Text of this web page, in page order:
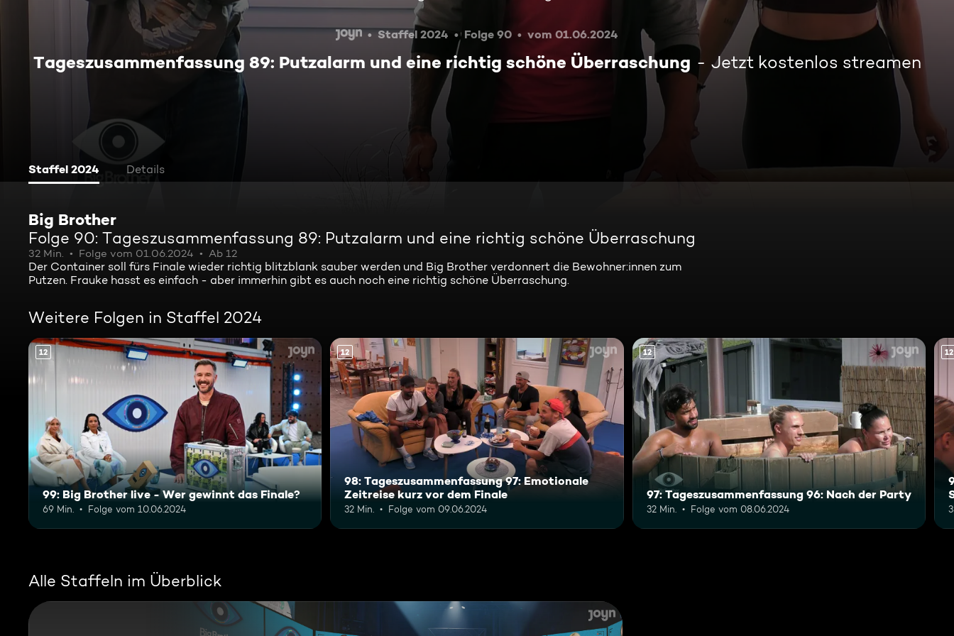
Staffel 2024 Folge 90 vom 01.06.2024
Tageszusammenfassung 89: Putzalarm und eine richtig schöne Überraschung Jetzt kostenlos streamen
Staffel 2024 Details
Big Brother
Folge 90: Tageszusammenfassung 89: Putzalarm und eine richtig schöne Überraschung
32 Min. Folge vom 01.06.2024 Ab 12
Der Container soll fürs Finale wieder richtig blitzblank sauber werden und Big Brother verdonnert die Bewohner:innen zum
Putzen. Frauke hasst es einfach - aber immerhin gibt es auch noch eine richtig schöne Überraschung.
Weitere Folgen in Staffel 2024
12
99: Big Brother live - Wer gewinnt das Finale?
69 Min. Folge vom 10.06.2024
12
98: Tageszusammenfassung 97: Emotionale
Zeitreise kurz vor dem Finale
32 Min. Folge vom 09.06.2024
12
97: Tageszusammenfassung 96: Nach der Party
32 Min. Folge vom 08.06.2024
12
Alle Staffeln im Überblick